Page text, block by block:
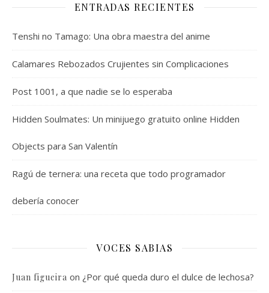
ENTRADAS RECIENTES
Tenshi no Tamago: Una obra maestra del anime
Calamares Rebozados Crujientes sin Complicaciones
Post 1001, a que nadie se lo esperaba
Hidden Soulmates: Un minijuego gratuito online Hidden
Objects para San Valentín
Ragú de ternera: una receta que todo programador
debería conocer
VOCES SABIAS
Juan figueira on ¿Por qué queda duro el dulce de lechosa?